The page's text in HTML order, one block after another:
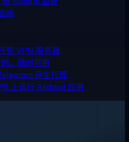
板
管 VPN 服务器
，随时可用
原生代理
上运行 Android 应用